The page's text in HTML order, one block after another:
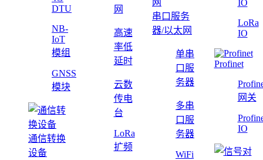
DTU
NB-
IoT
模组
GNSS
模块
通信转换
设备
网
高速
率低
延时
云数
传电
台
LoRa
扩频
串口服务
器/以太网
单串
口服
务器
多串
口服
务器
WiFi
IO
LoRa
IO
Profinet
网关
IO